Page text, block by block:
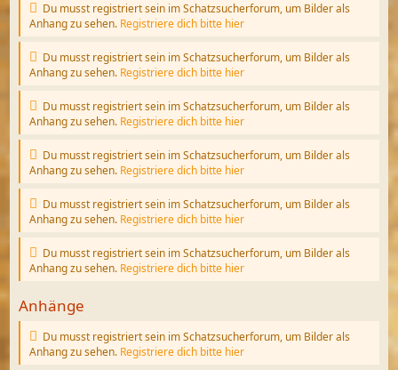
Du musst registriert sein im Schatzsucherforum, um Bilder als
Anhang zu sehen. Registriere dich bitte hier
Du musst registriert sein im Schatzsucherforum, um Bilder als
Anhang zu sehen. Registriere dich bitte hier
Du musst registriert sein im Schatzsucherforum, um Bilder als
Anhang zu sehen. Registriere dich bitte hier
Du musst registriert sein im Schatzsucherforum, um Bilder als
Anhang zu sehen. Registriere dich bitte hier
Du musst registriert sein im Schatzsucherforum, um Bilder als
Anhang zu sehen. Registriere dich bitte hier
Du musst registriert sein im Schatzsucherforum, um Bilder als
Anhang zu sehen. Registriere dich bitte hier
Anhänge
Du musst registriert sein im Schatzsucherforum, um Bilder als
Anhang zu sehen. Registriere dich bitte hier